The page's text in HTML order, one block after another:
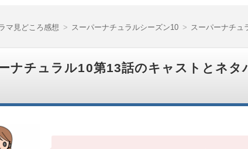
マ見どころ感想 スーパーナチュラルシーズン10 スーパーナチュ
ナチュラル10第13話のキャストとネタ